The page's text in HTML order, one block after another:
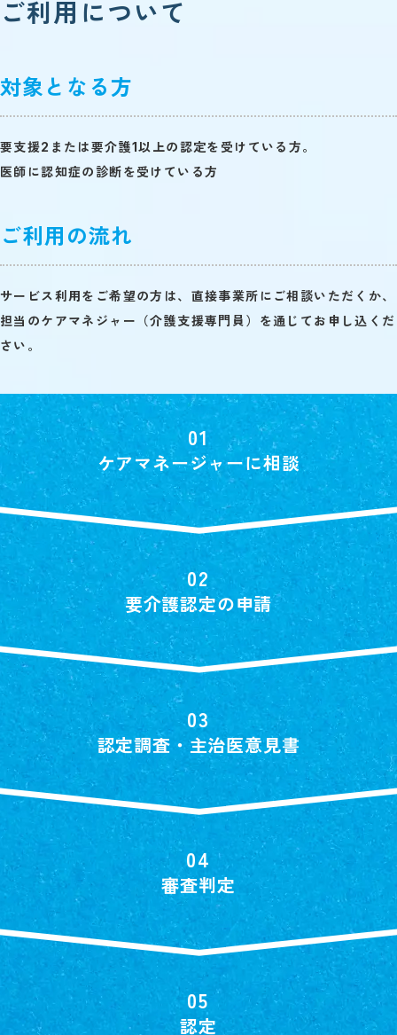
ご利用について
対象となる方
要支援2または要介護1以上の認定を受けている方。
医師に認知症の診断を受けている方
ご利用の流れ
サービス利用をご希望の方は、直接事業所にご相談いただくか、
担当のケアマネジャー（介護支援専門員）を通じてお申し込くだ
さい。
ケアマネージャーに相談
要介護認定の申請
認定調査・主治医意見書
審査判定
認定